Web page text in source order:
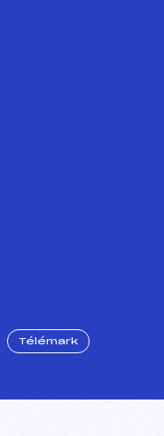
Télémark